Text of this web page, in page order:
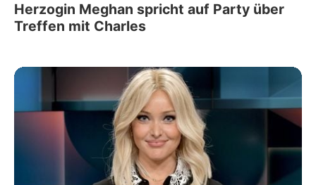
Herzogin Meghan spricht auf Party über
Treffen mit Charles